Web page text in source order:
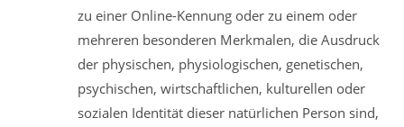
zu einer Online-Kennung oder zu einem oder
mehreren besonderen Merkmalen, die Ausdruck
der physischen, physiologischen, genetischen,
psychischen, wirtschaftlichen, kulturellen oder
sozialen Identität dieser natürlichen Person sind,